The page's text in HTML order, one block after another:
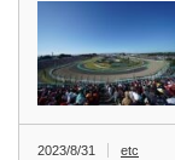
2023/8/31 etc